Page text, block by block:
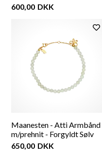
600,00 DKK
Maanesten - Atti Armbånd
m/prehnit - Forgyldt Sølv
650,00 DKK